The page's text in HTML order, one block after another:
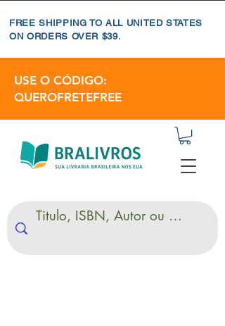
FREE SHIPPING TO ALL UNITED STATES
ON ORDERS OVER $39.
USE O CÓDIGO:
QUEROFRETEFREE